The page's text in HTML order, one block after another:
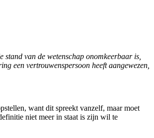
van de wetenschap onomkeerbaar is,
een vertrouwenspersoon heeft aangewezen,
want dit spreekt vanzelf, maar moet
niet meer in staat is zijn wil te